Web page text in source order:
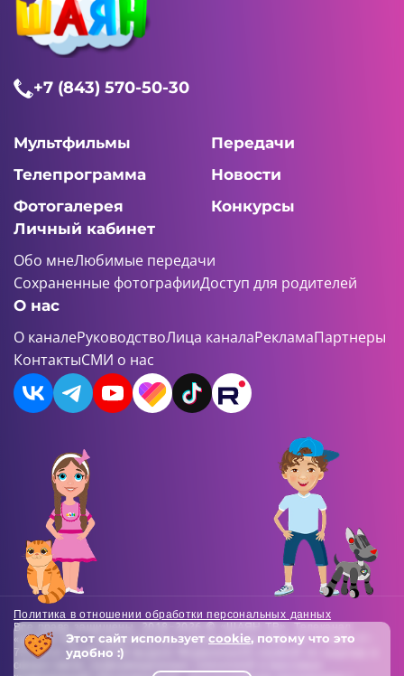
+7 (843) 570-50-30
Мультфильмы
Передачи
Телепрограмма
Новости
Фотогалерея
Конкурсы
Личный кабинет
Обо мнеЛюбимые передачи
Сохраненные фотографииДоступ для родителей
О нас
О каналеРуководствоЛица каналаРекламаПартнеры
КонтактыСМИ о нас
Политика в отношении обработки персональных данных
Все права защищены. 2018-2026 © «ШАЯН ТВ». Телеканал
«ШАЯН ТВ» , Свидетельство о регистрации СМИ Эл-Л №ФС77-
73138 от 22.06.2018 выдано Федеральной службой по надзору в
сфере связи, информационных технологий и массовых
Этот сайт использует cookie, потому что это
удобно :)